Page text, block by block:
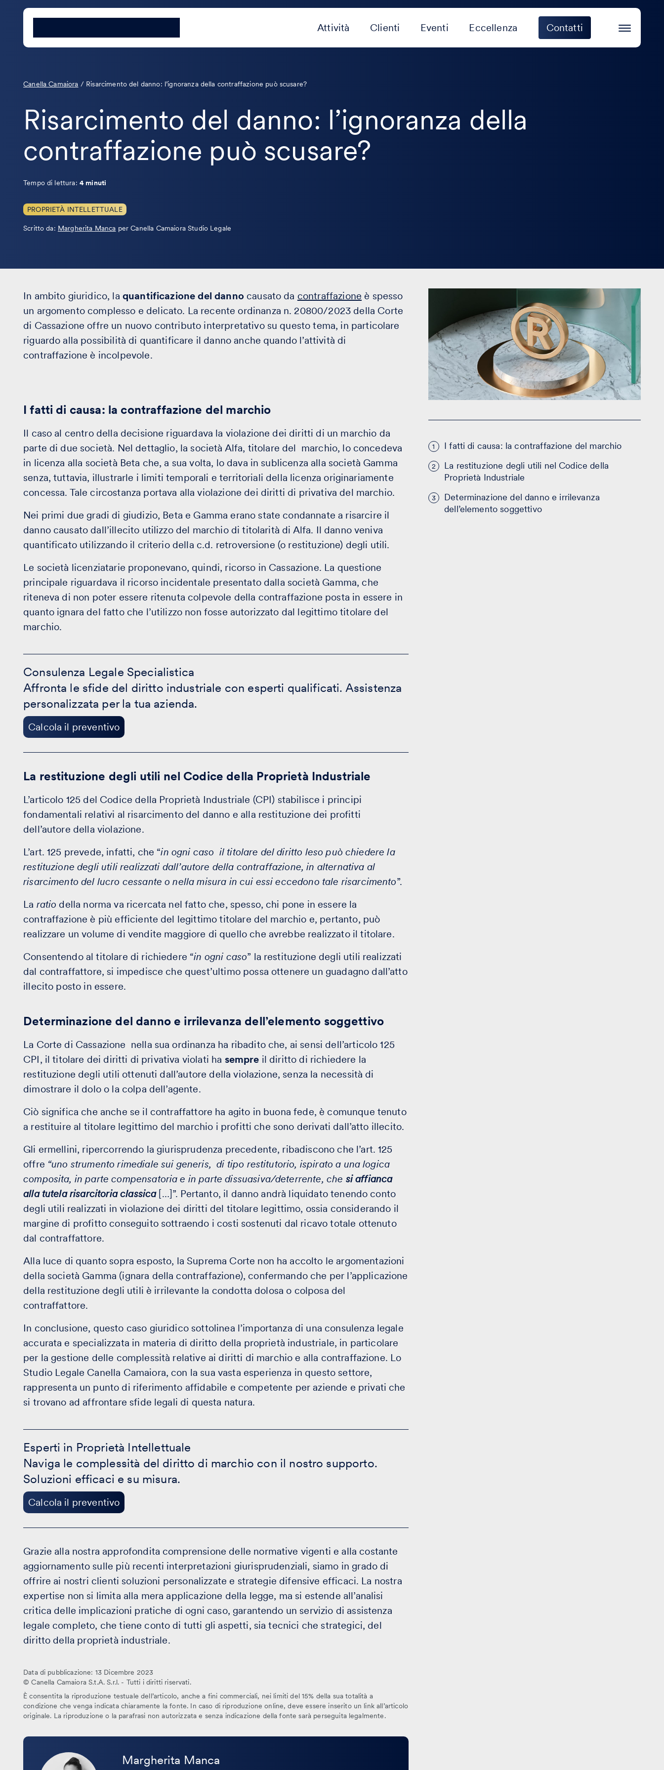
Attività Clienti Eventi Eccellenza Contatti
Canella Camaiora / Risarcimento del danno: l’ignoranza della contraffazione può scusare?
Risarcimento del danno: l’ignoranza della
contraffazione può scusare?
Tempo di lettura: 4 minuti
PROPRIETÀ INTELLETTUALE
Scritto da: Margherita MancaLeggi
per Canella Camaiora Studio Legale
1 I fatti di causa: la contraffazione del marchio
2
La restituzione degli utili nel Codice della
Proprietà Industriale
3
Determinazione del danno e irrilevanza
dell’elemento soggettivo
In ambito giuridico, la quantificazione del danno causato da contraffazione è spesso
un argomento complesso e delicato. La recente ordinanza n. 20800/2023 della Corte
di Cassazione offre un nuovo contributo interpretativo su questo tema, in particolare
riguardo alla possibilità di quantificare il danno anche quando l’attività di
contraffazione è incolpevole.
I fatti di causa: la contraffazione del marchio
Il caso al centro della decisione riguardava la violazione dei diritti di un marchio da
parte di due società. Nel dettaglio, la società Alfa, titolare del marchio, lo concedeva
in licenza alla società Beta che, a sua volta, lo dava in sublicenza alla società Gamma
senza, tuttavia, illustrarle i limiti temporali e territoriali della licenza originariamente
concessa. Tale circostanza portava alla violazione dei diritti di privativa del marchio.
Nei primi due gradi di giudizio, Beta e Gamma erano state condannate a risarcire il
danno causato dall’illecito utilizzo del marchio di titolarità di Alfa. Il danno veniva
quantificato utilizzando il criterio della c.d. retroversione (o restituzione) degli utili.
Le società licenziatarie proponevano, quindi, ricorso in Cassazione. La questione
principale riguardava il ricorso incidentale presentato dalla società Gamma, che
riteneva di non poter essere ritenuta colpevole della contraffazione posta in essere in
quanto ignara del fatto che l’utilizzo non fosse autorizzato dal legittimo titolare del
marchio.
Consulenza Legale Specialistica
Affronta le sfide del diritto industriale con esperti qualificati. Assistenza
personalizzata per la tua azienda.
Calcola il preventivo
Legale
Specialistica
-
il
preventivo
La restituzione degli utili nel Codice della Proprietà Industriale
L’articolo 125 del Codice della Proprietà Industriale (CPI) stabilisce i principi
fondamentali relativi al risarcimento del danno e alla restituzione dei profitti
dell’autore della violazione.
L’art. 125 prevede, infatti, che “in ogni caso il titolare del diritto leso può chiedere la
restituzione degli utili realizzati dall’autore della contraffazione, in alternativa al
risarcimento del lucro cessante o nella misura in cui essi eccedono tale risarcimento”.
La ratio della norma va ricercata nel fatto che, spesso, chi pone in essere la
contraffazione è più efficiente del legittimo titolare del marchio e, pertanto, può
realizzare un volume di vendite maggiore di quello che avrebbe realizzato il titolare.
Consentendo al titolare di richiedere “in ogni caso” la restituzione degli utili realizzati
dal contraffattore, si impedisce che quest’ultimo possa ottenere un guadagno dall’atto
illecito posto in essere.
Determinazione del danno e irrilevanza dell’elemento soggettivo
La Corte di Cassazione nella sua ordinanza ha ribadito che, ai sensi dell’articolo 125
CPI, il titolare dei diritti di privativa violati ha sempre il diritto di richiedere la
restituzione degli utili ottenuti dall’autore della violazione, senza la necessità di
dimostrare il dolo o la colpa dell’agente.
Ciò significa che anche se il contraffattore ha agito in buona fede, è comunque tenuto
a restituire al titolare legittimo del marchio i profitti che sono derivati dall’atto illecito.
Gli ermellini, ripercorrendo la giurisprudenza precedente, ribadiscono che l’art. 125
offre “uno strumento rimediale sui generis, di tipo restitutorio, ispirato a una logica
composita, in parte compensatoria e in parte dissuasiva/deterrente, che si affianca
alla tutela risarcitoria classica[…]”. Pertanto, il danno andrà liquidato tenendo conto
degli utili realizzati in violazione dei diritti del titolare legittimo, ossia considerando il
margine di profitto conseguito sottraendo i costi sostenuti dal ricavo totale ottenuto
dal contraffattore.
Alla luce di quanto sopra esposto, la Suprema Corte non ha accolto le argomentazioni
della società Gamma (ignara della contraffazione), confermando che per l’applicazione
della restituzione degli utili è irrilevante la condotta dolosa o colposa del
contraffattore.
In conclusione, questo caso giuridico sottolinea l’importanza di una consulenza legale
accurata e specializzata in materia di diritto della proprietà industriale, in particolare
per la gestione delle complessità relative ai diritti di marchio e alla contraffazione. Lo
Studio Legale Canella Camaiora, con la sua vasta esperienza in questo settore,
rappresenta un punto di riferimento affidabile e competente per aziende e privati che
si trovano ad affrontare sfide legali di questa natura.
Esperti in Proprietà Intellettuale
Naviga le complessità del diritto di marchio con il nostro supporto.
Soluzioni efficaci e su misura.
Calcola il preventivo
in
Proprietà
Intellettuale
Calcola
il
preventivo
Grazie alla nostra approfondita comprensione delle normative vigenti e alla costante
aggiornamento sulle più recenti interpretazioni giurisprudenziali, siamo in grado di
offrire ai nostri clienti soluzioni personalizzate e strategie difensive efficaci. La nostra
expertise non si limita alla mera applicazione della legge, ma si estende all’analisi
critica delle implicazioni pratiche di ogni caso, garantendo un servizio di assistenza
legale completo, che tiene conto di tutti gli aspetti, sia tecnici che strategici, del
diritto della proprietà industriale.
Data di pubblicazione: 13 Dicembre 2023
© Canella Camaiora S.t.A. S.r.l. - Tutti i diritti riservati.
È consentita la riproduzione testuale dell’articolo, anche a fini commerciali, nei limiti del 15% della sua totalità a
condizione che venga indicata chiaramente la fonte. In caso di riproduzione online, deve essere inserito un link all’articolo
originale. La riproduzione o la parafrasi non autorizzata e senza indicazione della fonte sarà perseguita legalmente.
Margherita Manca
Leggi